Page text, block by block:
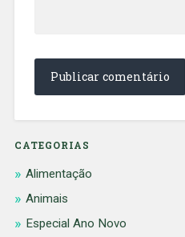
CATEGORIAS
Alimentação
Animais
Especial Ano Novo